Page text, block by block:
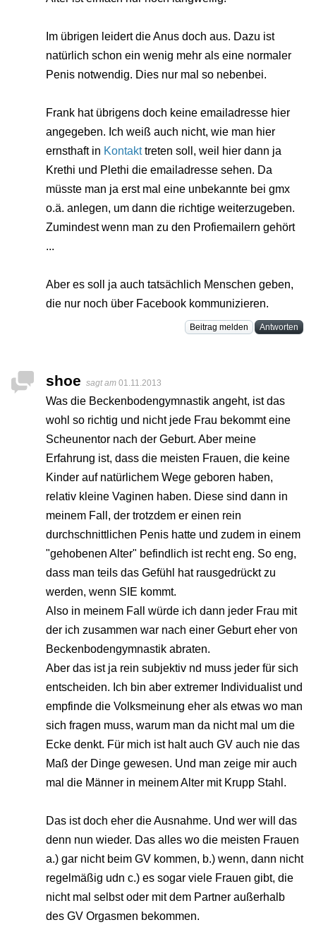
Im übrigen leidert die Anus doch aus. Dazu ist
natürlich schon ein wenig mehr als eine normaler
Penis notwendig. Dies nur mal so nebenbei.
Frank hat übrigens doch keine emailadresse hier
angegeben. Ich weiß auch nicht, wie man hier
ernsthaft in Kontakttreten soll, weil hier dann ja
Krethi und Plethi die emailadresse sehen. Da
müsste man ja erst mal eine unbekannte bei gmx
o.ä. anlegen, um dann die richtige weiterzugeben.
Zumindest wenn man zu den Profiemailern gehört
...
Aber es soll ja auch tatsächlich Menschen geben,
die nur noch über Facebook kommunizieren.
Beitrag melden Antworten
shoe sagt am 01.11.2013
Was die Beckenbodengymnastik angeht, ist das
wohl so richtig und nicht jede Frau bekommt eine
Scheunentor nach der Geburt. Aber meine
Erfahrung ist, dass die meisten Frauen, die keine
Kinder auf natürlichem Wege geboren haben,
relativ kleine Vaginen haben. Diese sind dann in
meinem Fall, der trotzdem er einen rein
durchschnittlichen Penis hatte und zudem in einem
"gehobenen Alter" befindlich ist recht eng. So eng,
dass man teils das Gefühl hat rausgedrückt zu
werden, wenn SIE kommt.
Also in meinem Fall würde ich dann jeder Frau mit
der ich zusammen war nach einer Geburt eher von
Beckenbodengymnastik abraten.
Aber das ist ja rein subjektiv nd muss jeder für sich
entscheiden. Ich bin aber extremer Individualist und
empfinde die Volksmeinung eher als etwas wo man
sich fragen muss, warum man da nicht mal um die
Ecke denkt. Für mich ist halt auch GV auch nie das
Maß der Dinge gewesen. Und man zeige mir auch
mal die Männer in meinem Alter mit Krupp Stahl.
Das ist doch eher die Ausnahme. Und wer will das
denn nun wieder. Das alles wo die meisten Frauen
a.) gar nicht beim GV kommen, b.) wenn, dann nicht
regelmäßig udn c.) es sogar viele Frauen gibt, die
nicht mal selbst oder mit dem Partner außerhalb
des GV Orgasmen bekommen.